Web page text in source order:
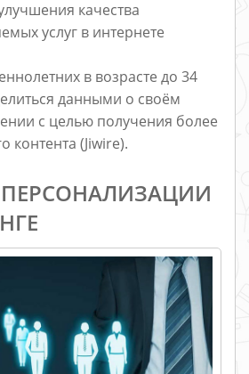
качества
услуг в интернете
в возрасте до 34
данными о своём
с целью получения более
контента (Jiwire).